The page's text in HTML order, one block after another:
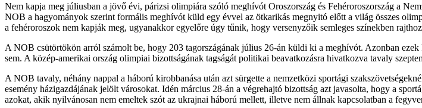
Nem kapja meg júliusban a jövő évi, párizsi olimpiára szóló meghívót Oroszország és Fehéroroszország a
NOB a hagyományok szerint formális meghívót küld egy évvel az ötkarikás megnyitó előtt a világ összes
a fehéroroszok nem kapják meg, ugyanakkor egyelőre úgy tűnik, hogy versenyzőik semleges színekben
A NOB csütörtökön arról számolt be, hogy 203 tagországának július 26-án küldi ki a meghívót. Azonban
sem. A közép-amerikai ország olimpiai bizottságának tagságát politikai beavatkozásra hivatkozva tavaly
A NOB tavaly, néhány nappal a háború kirobbanása után azt sürgette a nemzetközi sportági
esemény házigazdájának jelölt városokat. Idén március 28-án a végrehajtó bizottság azt javasolta, hogy a
azokat, akik nyilvánosan nem emeltek szót az ukrajnai háború mellett, illetve nem állnak kapcsolatban a